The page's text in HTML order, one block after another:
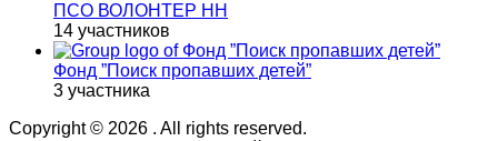
ПСО ВОЛОНТЕР НН
14 участников
Фонд ”Поиск пропавших детей”
3 участника
Copyright © 2026 . All rights reserved.